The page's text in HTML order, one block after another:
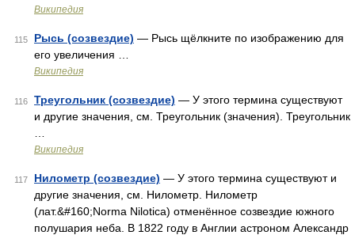
Википедия
115 Рысь (созвездие) — Рысь щёлкните по изображению для
его увеличения …
Википедия
116 Треугольник (созвездие) — У этого термина существуют
и другие значения, см. Треугольник (значения). Треугольник
Википедия
117 Нилометр (созвездие) — У этого термина существуют и
другие значения, см. Нилометр. Нилометр
(лат.&#160;Norma Nilotica) отменённое созвездие южного
полушария неба. В 1822 году в Англии астроном Александр